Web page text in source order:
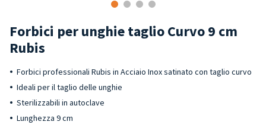
Forbici per unghie taglio Curvo 9 cm
Rubis
Forbici professionali Rubis in Acciaio Inox satinato con taglio curvo
Ideali per il taglio delle unghie
Sterilizzabili in autoclave
Lunghezza 9 cm